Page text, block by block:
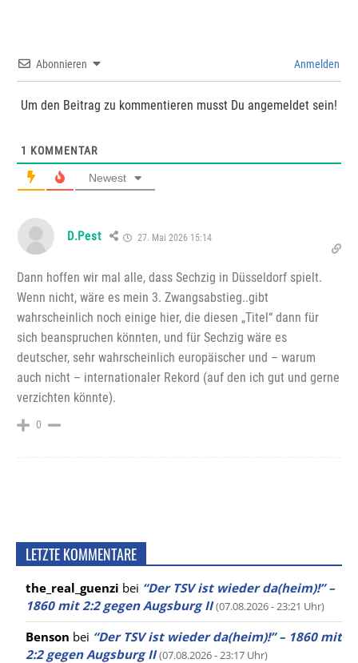
Abonnieren Anmelden
Um den Beitrag zu kommentieren musst Du angemeldet sein!
1 KOMMENTAR
Newest
D.Pest 27. Mai 2026 15:14
Dann hoffen wir mal alle, dass Sechzig in Düsseldorf spielt.
Wenn nicht, wäre es mein 3. Zwangsabstieg..gibt
wahrscheinlich noch einige hier, die diesen „Titel“ dann für
sich beanspruchen könnten, und für Sechzig wäre es
deutscher, sehr wahrscheinlich europäischer und – warum
auch nicht – internationaler Rekord (auf den ich gut und gerne
verzichten könnte).
0
LETZTE KOMMENTARE
the_real_guenzi bei “Der TSV ist wieder da(heim)!” –
1860 mit 2:2 gegen Augsburg II (07.08.2026 - 23:21 Uhr)
Benson bei “Der TSV ist wieder da(heim)!” – 1860 mit
2:2 gegen Augsburg II (07.08.2026 - 23:17 Uhr)